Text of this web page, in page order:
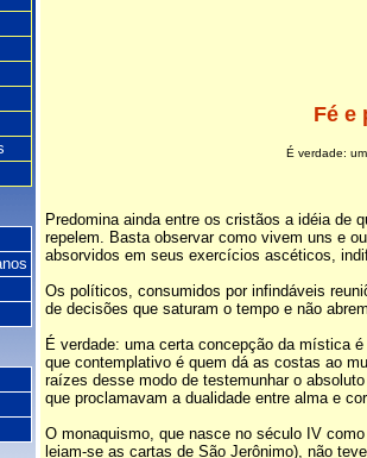
Fé e
É verdade:
Predomina ainda entre os cristãos a idéia de
repelem. Basta observar como vivem uns e
absorvidos em seus exercícios ascéticos,
Os políticos, consumidos por infindáveis
de decisões que saturam o tempo e não
É verdade: uma certa concepção da mística
que contemplativo é quem dá as costas ao
raízes desse modo de testemunhar o
que proclamavam a dualidade entre alma e
O monaquismo, que nasce no século IV
leiam-se as cartas de São Jerônimo), não